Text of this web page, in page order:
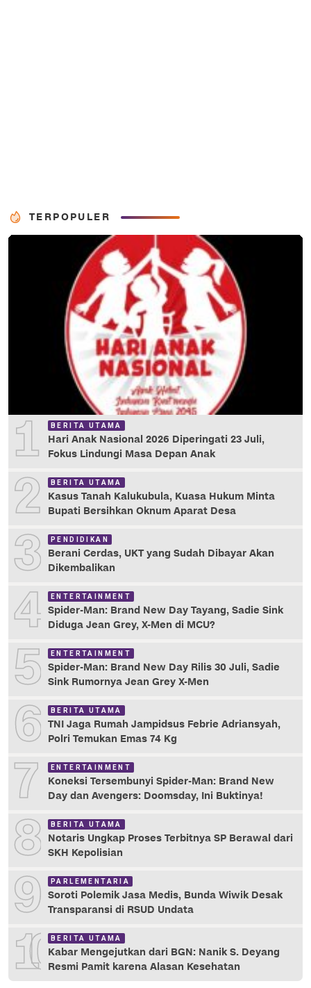
TERPOPULER
1 BERITA UTAMA
Hari Anak Nasional 2026 Diperingati 23 Juli,
Fokus Lindungi Masa Depan Anak
2 BERITA UTAMA
Kasus Tanah Kalukubula, Kuasa Hukum Minta
Bupati Bersihkan Oknum Aparat Desa
3 PENDIDIKAN
Berani Cerdas, UKT yang Sudah Dibayar Akan
Dikembalikan
4 ENTERTAINMENT
Spider-Man: Brand New Day Tayang, Sadie Sink
Diduga Jean Grey, X-Men di MCU?
5 ENTERTAINMENT
Spider-Man: Brand New Day Rilis 30 Juli, Sadie
Sink Rumornya Jean Grey X-Men
6 BERITA UTAMA
TNI Jaga Rumah Jampidsus Febrie Adriansyah,
Polri Temukan Emas 74 Kg
7 ENTERTAINMENT
Koneksi Tersembunyi Spider-Man: Brand New
Day dan Avengers: Doomsday, Ini Buktinya!
8 BERITA UTAMA
Notaris Ungkap Proses Terbitnya SP Berawal dari
SKH Kepolisian
9 PARLEMENTARIA
Soroti Polemik Jasa Medis, Bunda Wiwik Desak
Transparansi di RSUD Undata
10 BERITA UTAMA
Kabar Mengejutkan dari BGN: Nanik S. Deyang
Resmi Pamit karena Alasan Kesehatan